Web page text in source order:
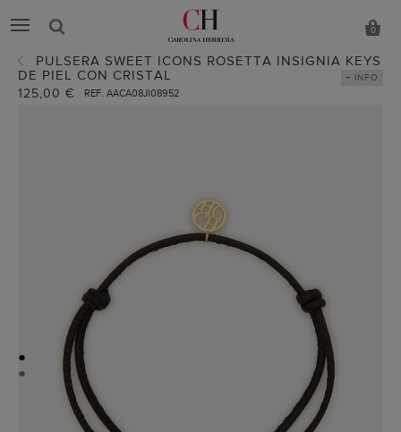
0
PULSERA SWEET ICONS ROSETTA INSIGNIA KEYS
DE PIEL CON CRISTAL
125,00 € REF. AACA08JI08952
+ INFO
●
●